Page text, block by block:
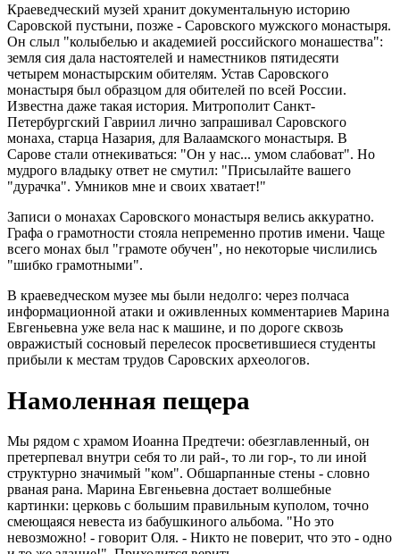
Краеведческий музей хранит документальную историю
Саровской пустыни, позже - Саровского мужского монастыря.
Он слыл "колыбелью и академией российского монашества":
земля сия дала настоятелей и наместников пятидесяти
четырем монастырским обителям. Устав Саровского
монастыря был образцом для обителей по всей России.
Известна даже такая история. Митрополит Санкт-
Петербургский Гавриил лично запрашивал Саровского
монаха, старца Назария, для Валаамского монастыря. В
Сарове стали отнекиваться: "Он у нас... умом слабоват". Но
мудрого владыку ответ не смутил: "Присылайте вашего
"дурачка". Умников мне и своих хватает!"
Записи о монахах Саровского монастыря велись аккуратно.
Графа о грамотности стояла непременно против имени. Чаще
всего монах был "грамоте обучен", но некоторые числились
"шибко грамотными".
В краеведческом музее мы были недолго: через полчаса
информационной атаки и оживленных комментариев Марина
Евгеньевна уже вела нас к машине, и по дороге сквозь
овражистый сосновый перелесок просветившиеся студенты
прибыли к местам трудов Саровских археологов.
Намоленная пещера
Мы рядом с храмом Иоанна Предтечи: обезглавленный, он
претерпевал внутри себя то ли рай-, то ли гор-, то ли иной
структурно значимый "ком". Обшарпанные стены - словно
рваная рана. Марина Евгеньевна достает волшебные
картинки: церковь с большим правильным куполом, точно
смеющаяся невеста из бабушкиного альбома. "Но это
невозможно! - говорит Оля. - Никто не поверит, что это - одно